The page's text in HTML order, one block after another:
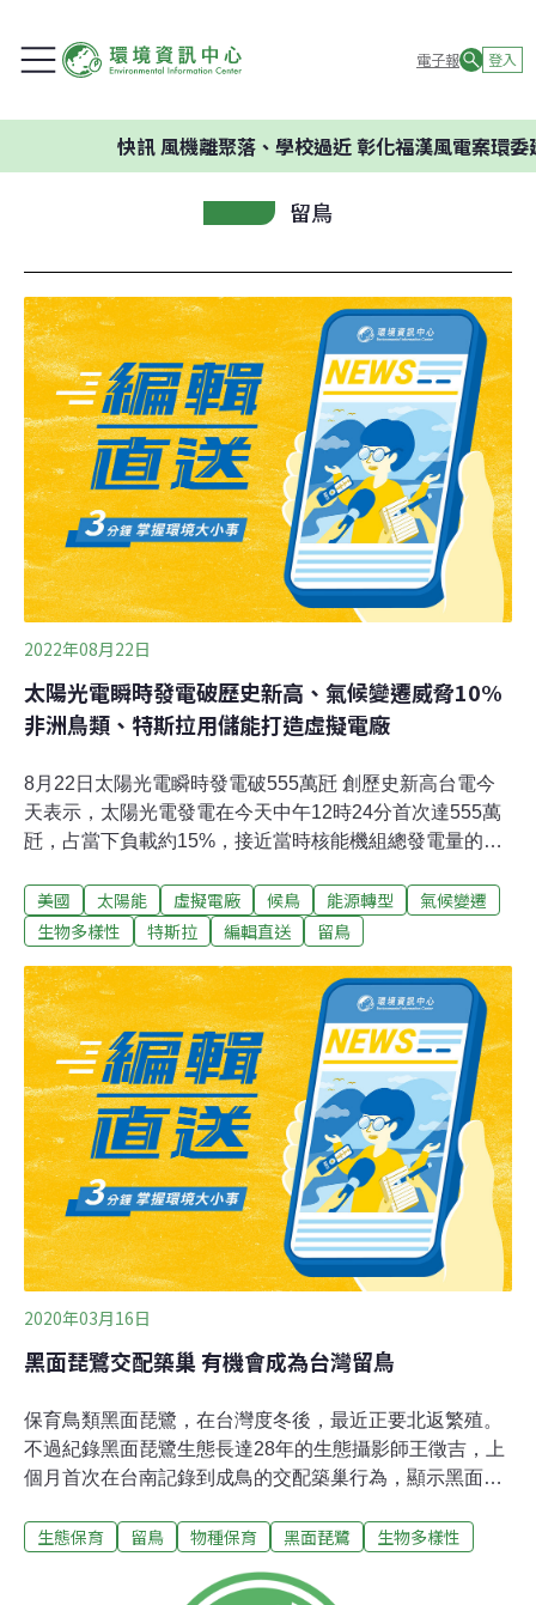
電子報 登入
風機離聚落、學校過近 彰化福漢風電案環委建議
留鳥
2022年08月22日
太陽光電瞬時發電破歷史新高、氣候變遷威脅10%
非洲鳥類、特斯拉用儲能打造虛擬電廠
8月22日太陽光電瞬時發電破555萬瓩 創歷史新高台電今
天表示，太陽光電發電在今天中午12時24分首次達555萬
瓩，占當下負載約15%，接近當時核能機組總發電量的2
置容量，為系統挹注綠色電力。台電指出，全台今天普遍
艷陽高照，連帶拉升用電量，刷新歷年8月尖峰負載記
瓩，備轉容量率約11.58%，維持供電充裕的綠燈。其中，
太陽光電於尖峰時刻發電出力超過500萬瓩，約占尖峰負
載達12.7%。（中央社報導）羅東林管處建構生態綠網 擬
暢通2溪調整匯流口農委會推動「國土生態保育綠色網絡
計畫」，經羅東林管處與第1河川局研商，初階段以蘭陽
溪及和平溪主支流生態廊道暢通為目標，將部分匯流口調
整，提供洄游魚類生態棲地。（中央社報導）
美國 太陽能 虛擬電廠 候鳥 能源轉型
氣候變遷
生物多樣性
特斯拉 編輯直送 留鳥
2020年03月16日
黑面琵鷺交配築巢 有機會成為台灣留鳥
保育鳥類黑面琵鷺，在台灣度冬後，最近正要北返繁殖。
不過紀錄黑面琵鷺生態長達28年的生態攝影師王徵吉，上
個月首次在台南記錄到成鳥的交配築巢行為，顯示黑面琵
在台南築巢，但過去都在私人魚塭，這次樹上的交配畫面
鷺，持續出現願意留在台灣繁殖的行為，有機會成為台灣
生態保育 留鳥 物種保育 黑面琵鷺 生物多樣性